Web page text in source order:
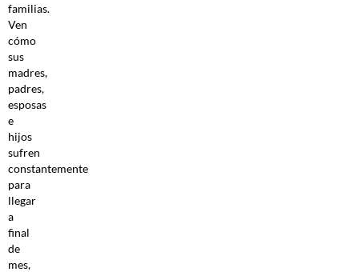
familias.
Ven
cómo
sus
madres,
padres,
esposas
e
hijos
sufren
constantemente
para
llegar
a
final
de
mes,